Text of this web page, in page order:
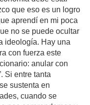
que eso es un logro
aprendí en mi poca
no se puede ocultar
ideología. Hay una
con fuerza este
anular con
Si entre tanta
sustenta en
cuando se